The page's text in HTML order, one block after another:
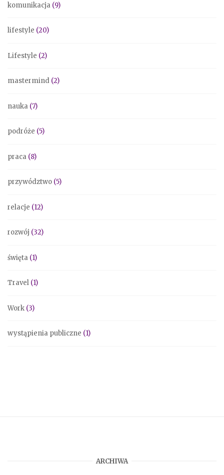
komunikacja (9)
lifestyle (20)
Lifestyle (2)
mastermind (2)
nauka (7)
podróże (5)
praca (8)
przywództwo (5)
relacje (12)
rozwój (32)
święta (1)
Travel (1)
Work (3)
wystąpienia publiczne (1)
ARCHIWA